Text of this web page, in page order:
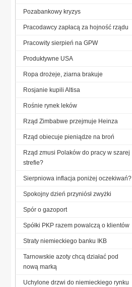
Pozabankowy kryzys
Pracodawcy zapłacą za hojność rządu
Pracowity sierpień na GPW
Produktywne USA
Ropa drożeje, ziarna brakuje
Rosjanie kupili Altisa
Rośnie rynek leków
Rząd Zimbabwe przejmuje Heinza
Rząd obiecuje pieniądze na broń
Rząd zmusi Polaków do pracy w szarej
strefie?
Sierpniowa inflacja poniżej oczekiwań?
Spokojny dzień przyniósł zwyżki
Spór o gazoport
Spółki PKP razem powalczą o klientów
Straty niemieckiego banku IKB
Tarnowskie azoty chcą działać pod
nową marką
Uchylone drzwi do niemieckiego rynku